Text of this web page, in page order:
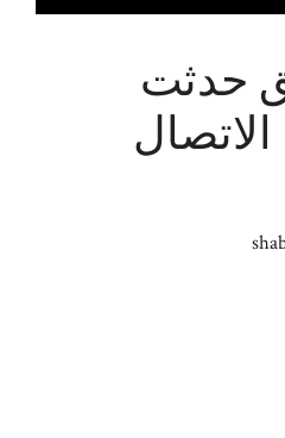
حدثت